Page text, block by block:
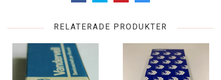
RELATERADE PRODUKTER